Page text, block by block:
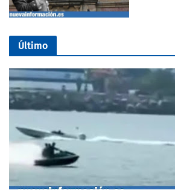
Último